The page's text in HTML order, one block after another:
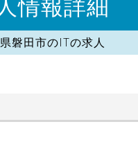
磐田市のITの求人